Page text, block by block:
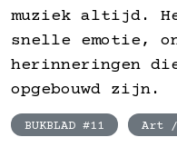
muziek altijd.
snelle emotie,
herinneringen
opgebouwd zijn.
BUKBLAD #11 Art /